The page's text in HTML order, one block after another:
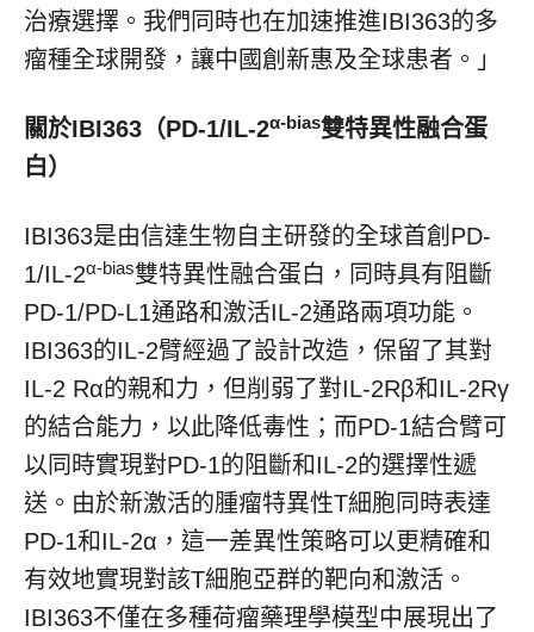
治療選擇。我們同時也在加速推進IBI363的多
瘤種全球開發，讓中國創新惠及全球患者。」
關於IBI363（PD-1/IL-2α-bias雙特異性融合蛋
白）
IBI363是由信達生物自主研發的全球首創PD-
1/IL-2α-bias雙特異性融合蛋白，同時具有阻斷
PD-1/PD-L1通路和激活IL-2通路兩項功能。
IBI363的IL-2臂經過了設計改造，保留了其對
IL-2 Rα的親和力，但削弱了對IL-2Rβ和IL-2Rγ
的結合能力，以此降低毒性；而PD-1結合臂可
以同時實現對PD-1的阻斷和IL-2的選擇性遞
送。由於新激活的腫瘤特異性T細胞同時表達
PD-1和IL-2α，這一差異性策略可以更精確和
有效地實現對該T細胞亞群的靶向和激活。
IBI363不僅在多種荷瘤藥理學模型中展現出了